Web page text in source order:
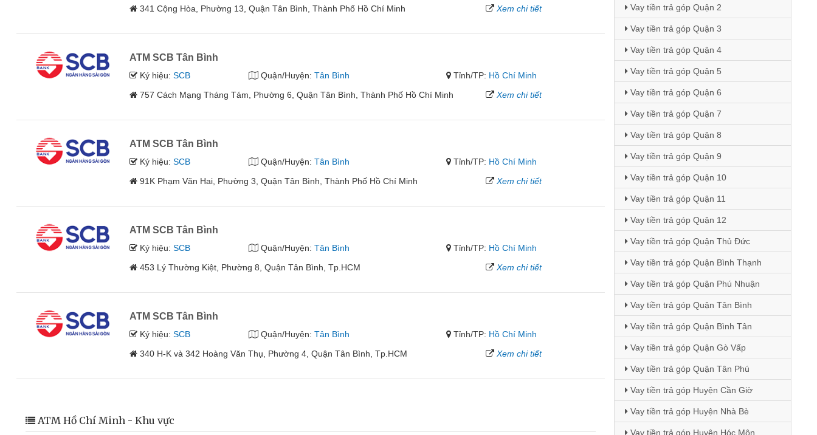
341 Cộng Hòa, Phường 13, Quận Tân Bình, Thành Phố Hồ Chí Minh
Xem chi tiết
ATM SCB Tân Bình
Ký hiệu:SCB Quận/Huyện: Tân Bình Tỉnh/TP: Hồ Chí Minh
757 Cách Mạng Tháng Tám, Phường 6, Quận Tân Bình, Thành Phố Hồ Chí Minh
Xem chi tiết
ATM SCB Tân Bình
Ký hiệu:SCB Quận/Huyện: Tân Bình Tỉnh/TP: Hồ Chí Minh
91K Phạm Văn Hai, Phường 3, Quận Tân Bình, Thành Phố Hồ Chí Minh
Xem chi tiết
ATM SCB Tân Bình
Ký hiệu:SCB Quận/Huyện: Tân Bình Tỉnh/TP: Hồ Chí Minh
453 Lý Thường Kiệt, Phường 8, Quận Tân Bình, Tp.HCM
Xem chi tiết
ATM SCB Tân Bình
Ký hiệu:SCB Quận/Huyện: Tân Bình Tỉnh/TP: Hồ Chí Minh
340 H-K và 342 Hoàng Văn Thụ, Phường 4, Quận Tân Bình, Tp.HCM
Xem chi tiết
ATM Hồ Chí Minh - Khu vực
Vay tiền trả góp Quận 2
Vay tiền trả góp Quận 3
Vay tiền trả góp Quận 4
Vay tiền trả góp Quận 5
Vay tiền trả góp Quận 6
Vay tiền trả góp Quận 7
Vay tiền trả góp Quận 8
Vay tiền trả góp Quận 9
Vay tiền trả góp Quận 10
Vay tiền trả góp Quận 11
Vay tiền trả góp Quận 12
Vay tiền trả góp Quận Thủ Đức
Vay tiền trả góp Quận Bình Thạnh
Vay tiền trả góp Quận Phú Nhuận
Vay tiền trả góp Quận Tân Bình
Vay tiền trả góp Quận Bình Tân
Vay tiền trả góp Quận Gò Vấp
Vay tiền trả góp Quận Tân Phú
Vay tiền trả góp Huyện Cần Giờ
Vay tiền trả góp Huyện Nhà Bè
Vay tiền trả góp Huyện Hóc Môn